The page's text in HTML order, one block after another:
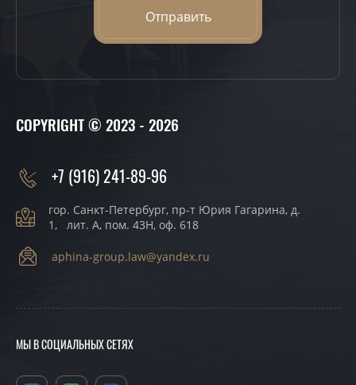
Отправить
COPYRIGHT © 2023 - 2026
+7 (916) 241-89-96
гор. Санкт-Петербург, пр-т Юрия Гагарина, д.
1, лит. А, пом. 43Н, оф. 618
aphina-group.law@yandex.ru
МЫ В СОЦИАЛЬНЫХ СЕТЯХ